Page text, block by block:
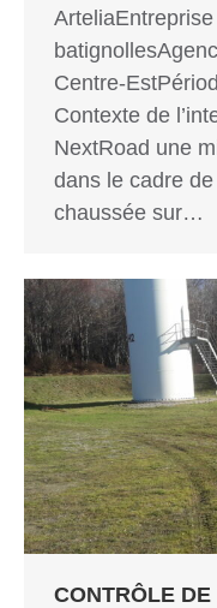
Centre-
Contexte de
NextRoad une
dans le cadre
chaussée sur…
CONTRÔLE